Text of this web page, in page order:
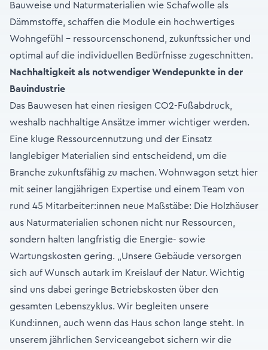
Bauweise und Naturmaterialien wie Schafwolle als
Dämmstoffe, schaffen die Module ein hochwertiges
Wohngefühl – ressourcenschonend, zukunftssicher und
optimal auf die individuellen Bedürfnisse zugeschnitten.
Nachhaltigkeit als notwendiger Wendepunkte in der
Bauindustrie
Das Bauwesen hat einen riesigen CO2-Fußabdruck,
weshalb nachhaltige Ansätze immer wichtiger werden.
Eine kluge Ressourcennutzung und der Einsatz
langlebiger Materialien sind entscheidend, um die
Branche zukunftsfähig zu machen. Wohnwagon setzt hier
mit seiner langjährigen Expertise und einem Team von
rund 45 Mitarbeiter:innen neue Maßstäbe: Die Holzhäuser
aus Naturmaterialien schonen nicht nur Ressourcen,
sondern halten langfristig die Energie- sowie
Wartungskosten gering. „Unsere Gebäude versorgen
sich auf Wunsch autark im Kreislauf der Natur. Wichtig
sind uns dabei geringe Betriebskosten über den
gesamten Lebenszyklus. Wir begleiten unsere
Kund:innen, auch wenn das Haus schon lange steht. In
unserem jährlichen Serviceangebot sichern wir die